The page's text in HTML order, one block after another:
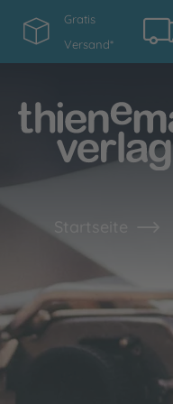
Gratis
Versand*
Startseite